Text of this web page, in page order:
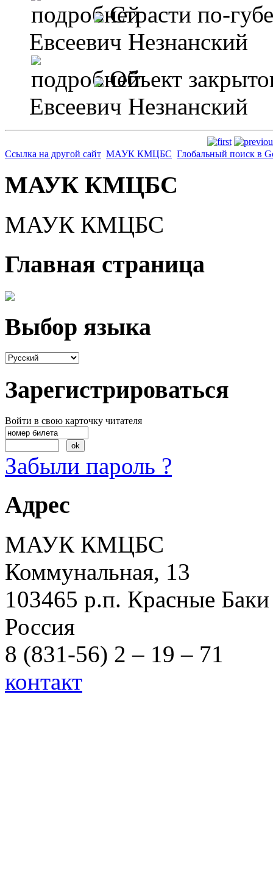
Страсти по-
Евсеевич Незнанский
Объект
Евсеевич Незнанский
Ссылка на другой сайт МАУК КМЦБС Глобальный поиск в
МАУК КМЦБС
МАУК КМЦБС
Главная страница
Выбор языка
Зарегистрироваться
Войти в свою карточку читателя
Забыли пароль ?
Адрес
МАУК КМЦБС
Коммунальная, 13
103465 р.п. Красные Баки
Россия
8 (831-56) 2 – 19 – 71
контакт